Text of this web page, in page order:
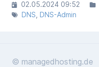
02.05.2024 09:52
DNS DNS-Admin
© managedhosting.de